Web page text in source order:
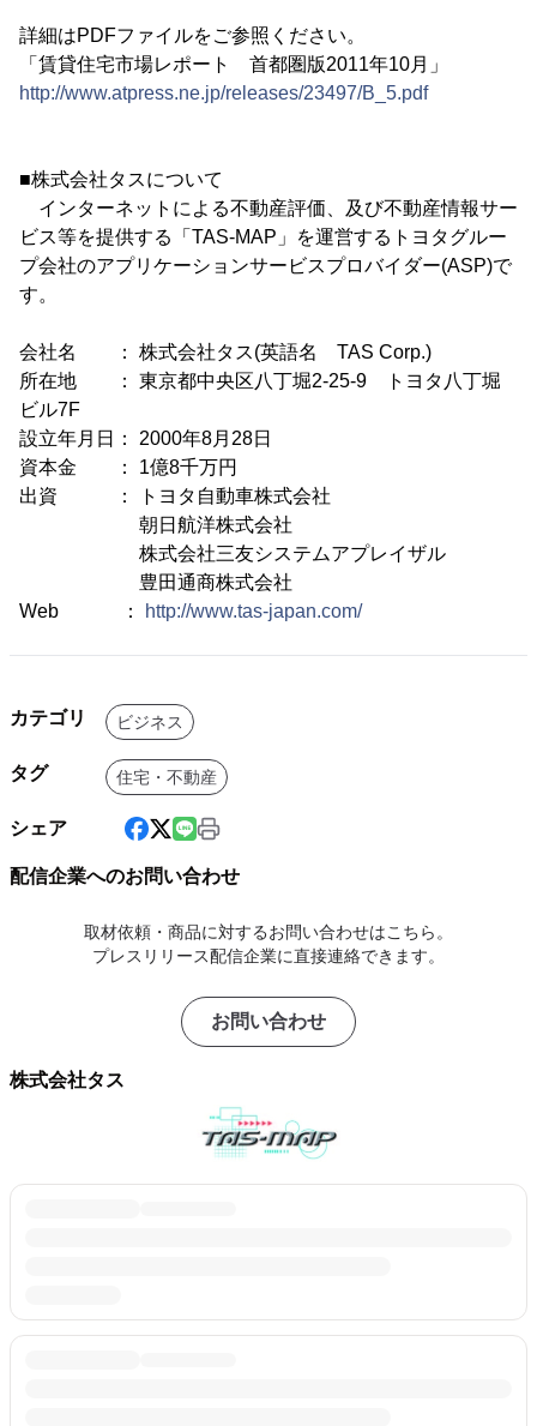
詳細はPDFファイルをご参照ください。
「賃貸住宅市場レポート 首都圏版2011年10月」
http://www.atpress.ne.jp/releases/23497/B_5.pdf
■株式会社タスについて
インターネットによる不動産評価、及び不動産情報サー
ビス等を提供する「TAS-MAP」を運営するトヨタグルー
プ会社のアプリケーションサービスプロバイダー(ASP)で
す。
会社名 ： 株式会社タス(英語名 TAS Corp.)
所在地 ： 東京都中央区八丁堀2-25-9 トヨタ八丁堀
ビル7F
設立年月日： 2000年8月28日
資本金 ： 1億8千万円
出資 ： トヨタ自動車株式会社
朝日航洋株式会社
株式会社三友システムアプレイザル
豊田通商株式会社
Web ：
http://www.tas-japan.com/
カテゴリ ビジネス
タグ 住宅・不動産
シェア
配信企業へのお問い合わせ
取材依頼・商品に対するお問い合わせはこちら。
プレスリリース配信企業に直接連絡できます。
お問い合わせ
株式会社タス